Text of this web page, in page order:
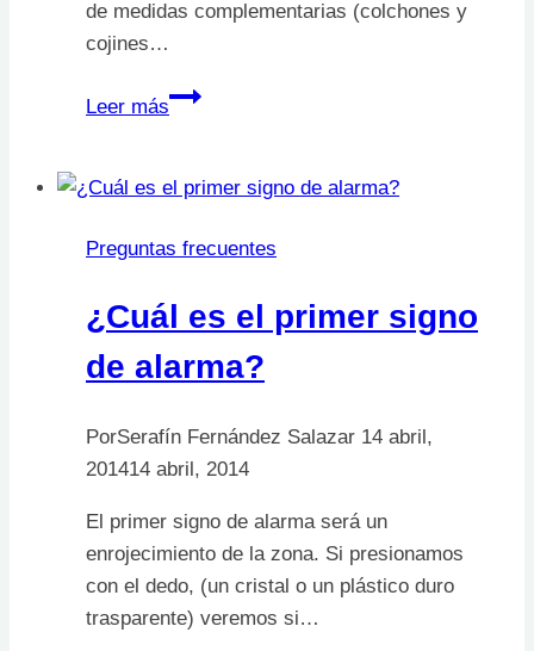
de medidas complementarias (colchones y
cojines…
Leer más
¿Qué
podemos
para
las
Preguntas frecuentes
¿Cuál es el primer signo
de alarma?
PorSerafín Fernández Salazar 14 abril,
201414 abril, 2014
El primer signo de alarma será un
enrojecimiento de la zona. Si presionamos
con el dedo, (un cristal o un plástico duro
trasparente) veremos si…